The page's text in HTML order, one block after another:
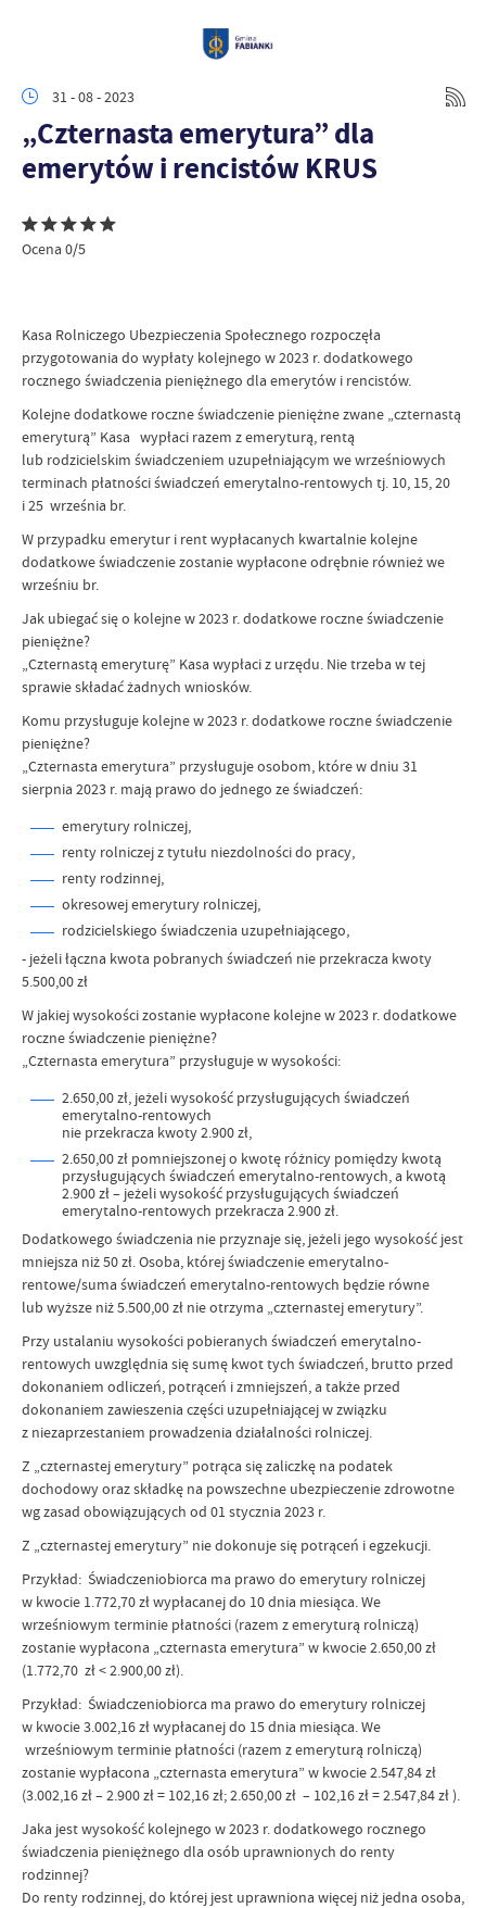
31 - 08 - 2023
„Czternasta emerytura” dla
emerytów i rencistów KRUS
Ocena 0/5
Kasa Rolniczego Ubezpieczenia Społecznego rozpoczęła
przygotowania do wypłaty kolejnego w 2023 r. dodatkowego
rocznego świadczenia pieniężnego dla emerytów i rencistów.
Kolejne dodatkowe roczne świadczenie pieniężne zwane „czternastą
emeryturą” Kasa wypłaci razem z emeryturą, rentą
lub rodzicielskim świadczeniem uzupełniającym we wrześniowych
terminach płatności świadczeń emerytalno-rentowych tj. 10, 15, 20
i 25 września br.
W przypadku emerytur i rent wypłacanych kwartalnie kolejne
dodatkowe świadczenie zostanie wypłacone odrębnie również we
wrześniu br.
Jak ubiegać się o kolejne w 2023 r. dodatkowe roczne świadczenie
pieniężne?
„Czternastą emeryturę” Kasa wypłaci z urzędu. Nie trzeba w tej
sprawie składać żadnych wniosków.
Komu przysługuje kolejne w 2023 r. dodatkowe roczne świadczenie
pieniężne?
„Czternasta emerytura” przysługuje osobom, które w dniu 31
sierpnia 2023 r. mają prawo do jednego ze świadczeń:
emerytury rolniczej,
renty rolniczej z tytułu niezdolności do pracy,
renty rodzinnej,
okresowej emerytury rolniczej,
rodzicielskiego świadczenia uzupełniającego,
- jeżeli łączna kwota pobranych świadczeń nie przekracza kwoty
5.500,00 zł
W jakiej wysokości zostanie wypłacone kolejne w 2023 r. dodatkowe
roczne świadczenie pieniężne?
„Czternasta emerytura” przysługuje w wysokości:
2.650,00 zł, jeżeli wysokość przysługujących świadczeń
emerytalno-rentowych
nie przekracza kwoty 2.900 zł,
2.650,00 zł pomniejszonej o kwotę różnicy pomiędzy kwotą
przysługujących świadczeń emerytalno-rentowych, a kwotą
2.900 zł – jeżeli wysokość przysługujących świadczeń
emerytalno-rentowych przekracza 2.900 zł.
Dodatkowego świadczenia nie przyznaje się, jeżeli jego wysokość jest
mniejsza niż 50 zł. Osoba, której świadczenie emerytalno-
rentowe/suma świadczeń emerytalno-rentowych będzie równe
lub wyższe niż 5.500,00 zł nie otrzyma „czternastej emerytury”.
Przy ustalaniu wysokości pobieranych świadczeń emerytalno-
rentowych uwzględnia się sumę kwot tych świadczeń, brutto przed
dokonaniem odliczeń, potrąceń i zmniejszeń, a także przed
dokonaniem zawieszenia części uzupełniającej w związku
z niezaprzestaniem prowadzenia działalności rolniczej.
Z „czternastej emerytury” potrąca się zaliczkę na podatek
dochodowy oraz składkę na powszechne ubezpieczenie zdrowotne
wg zasad obowiązujących od 01 stycznia 2023 r.
Z „czternastej emerytury” nie dokonuje się potrąceń i egzekucji.
Przykład: Świadczeniobiorca ma prawo do emerytury rolniczej
w kwocie 1.772,70 zł wypłacanej do 10 dnia miesiąca. We
wrześniowym terminie płatności (razem z emeryturą rolniczą)
zostanie wypłacona „czternasta emerytura” w kwocie 2.650,00 zł
(1.772,70 zł < 2.900,00 zł).
Przykład: Świadczeniobiorca ma prawo do emerytury rolniczej
w kwocie 3.002,16 zł wypłacanej do 15 dnia miesiąca. We
wrześniowym terminie płatności (razem z emeryturą rolniczą)
zostanie wypłacona „czternasta emerytura” w kwocie 2.547,84 zł
(3.002,16 zł – 2.900 zł = 102,16 zł; 2.650,00 zł – 102,16 zł = 2.547,84 zł ).
Jaka jest wysokość kolejnego w 2023 r. dodatkowego rocznego
świadczenia pieniężnego dla osób uprawnionych do renty
rodzinnej?
Do renty rodzinnej, do której jest uprawniona więcej niż jedna osoba,